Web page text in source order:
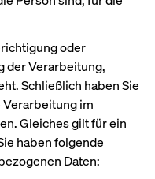
oder
der Verarbeitung,
Schließlich haben Sie
im
Gleiches gilt für ein
haben folgende
Daten: